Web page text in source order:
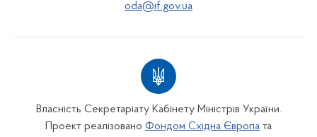
oda@if.gov.ua
Власність Секретаріату Кабінету Міністрів України.
Проект реалізовано Фондом Східна Європа та